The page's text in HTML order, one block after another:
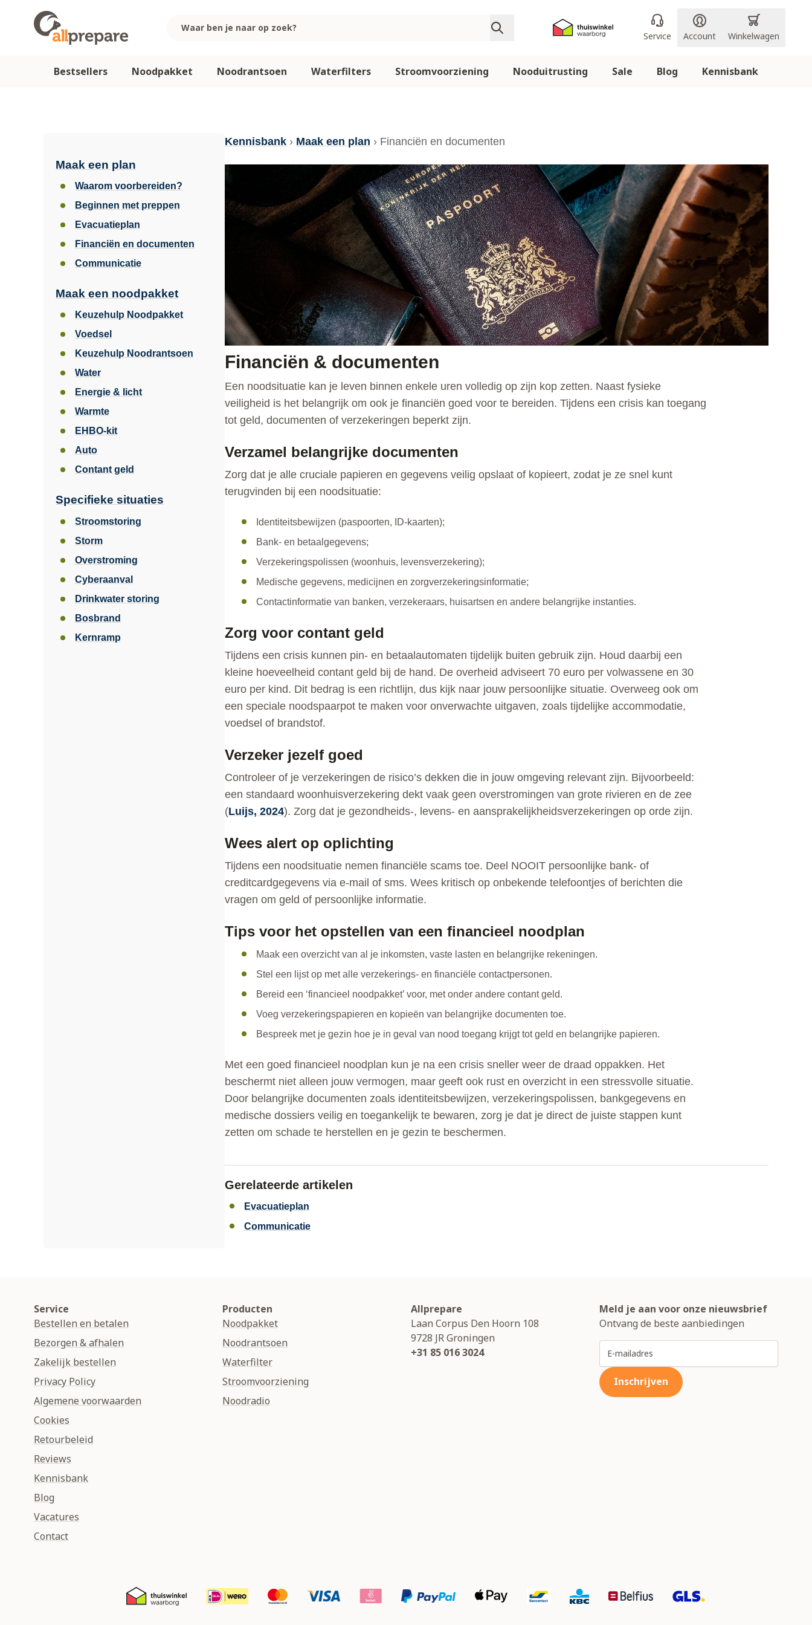
Bestsellers Noodpakket Noodrantsoen Waterfilters Stroomvoorziening Nooduitrusting Sale Blog Kennisbank
Service Account Winkelwagen
Maak een plan
Waarom voorbereiden?
Beginnen met preppen
Evacuatieplan
Financiën en documenten
Communicatie
Maak een noodpakket
Keuzehulp Noodpakket
Voedsel
Keuzehulp Noodrantsoen
Water
Energie & licht
Warmte
EHBO-kit
Auto
Contant geld
Specifieke situaties
Stroomstoring
Storm
Overstroming
Cyberaanval
Drinkwater storing
Bosbrand
Kernramp
Kennisbank › Maak een plan › Financiën en documenten
Financiën & documenten
Een noodsituatie kan je leven binnen enkele uren volledig op zijn kop zetten. Naast fysieke
veiligheid is het belangrijk om ook je financiën goed voor te bereiden. Tijdens een crisis kan toegang
tot geld, documenten of verzekeringen beperkt zijn.
Verzamel belangrijke documenten
Zorg dat je alle cruciale papieren en gegevens veilig opslaat of kopieert, zodat je ze snel kunt
terugvinden bij een noodsituatie:
Identiteitsbewijzen (paspoorten, ID-kaarten);
Bank- en betaalgegevens;
Verzekeringspolissen (woonhuis, levensverzekering);
Medische gegevens, medicijnen en zorgverzekeringsinformatie;
Contactinformatie van banken, verzekeraars, huisartsen en andere belangrijke instanties.
Zorg voor contant geld
Tijdens een crisis kunnen pin- en betaalautomaten tijdelijk buiten gebruik zijn. Houd daarbij een
kleine hoeveelheid contant geld bij de hand. De overheid adviseert 70 euro per volwassene en 30
euro per kind. Dit bedrag is een richtlijn, dus kijk naar jouw persoonlijke situatie. Overweeg ook om
een speciale noodspaarpot te maken voor onverwachte uitgaven, zoals tijdelijke accommodatie,
voedsel of brandstof.
Verzeker jezelf goed
Controleer of je verzekeringen de risico’s dekken die in jouw omgeving relevant zijn. Bijvoorbeeld:
een standaard woonhuisverzekering dekt vaak geen overstromingen van grote rivieren en de zee
(Luijs, 2024). Zorg dat je gezondheids-, levens- en aansprakelijkheidsverzekeringen op orde zijn.
Wees alert op oplichting
Tijdens een noodsituatie nemen financiële scams toe. Deel NOOIT persoonlijke bank- of
creditcardgegevens via e-mail of sms. Wees kritisch op onbekende telefoontjes of berichten die
vragen om geld of persoonlijke informatie.
Tips voor het opstellen van een financieel noodplan
Maak een overzicht van al je inkomsten, vaste lasten en belangrijke rekeningen.
Stel een lijst op met alle verzekerings- en financiële contactpersonen.
Bereid een ‘financieel noodpakket’ voor, met onder andere contant geld.
Voeg verzekeringspapieren en kopieën van belangrijke documenten toe.
Bespreek met je gezin hoe je in geval van nood toegang krijgt tot geld en belangrijke papieren.
Met een goed financieel noodplan kun je na een crisis sneller weer de draad oppakken. Het
beschermt niet alleen jouw vermogen, maar geeft ook rust en overzicht in een stressvolle situatie.
Door belangrijke documenten zoals identiteitsbewijzen, verzekeringspolissen, bankgegevens en
medische dossiers veilig en toegankelijk te bewaren, zorg je dat je direct de juiste stappen kunt
zetten om schade te herstellen en je gezin te beschermen.
Gerelateerde artikelen
Evacuatieplan
Communicatie
Service
Bestellen en betalen
Bezorgen & afhalen
Zakelijk bestellen
Privacy Policy
Algemene voorwaarden
Cookies
Retourbeleid
Reviews
Kennisbank
Blog
Vacatures
Contact
Producten
Noodpakket
Noodrantsoen
Waterfilter
Stroomvoorziening
Noodradio
Allprepare
Laan Corpus Den Hoorn 108
9728 JRGroningen
+31 85 016 3024
Meld je aan voor onze nieuwsbrief
Ontvang de beste aanbiedingen
E-mailadres
Inschrijven